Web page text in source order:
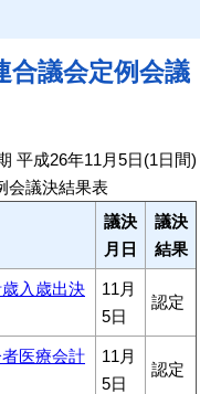
合議会定例会議
平成26年11月5日(1日間)
会議決結果表
議決
月日
議決
結果
入歳出決
11月
5日
認定
医療会計
11月
5日
認定